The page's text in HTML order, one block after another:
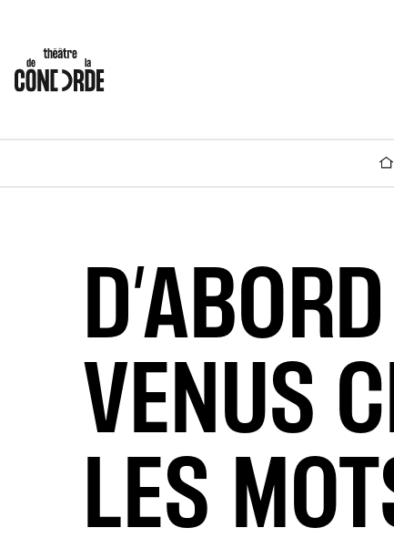
VENUS
LES